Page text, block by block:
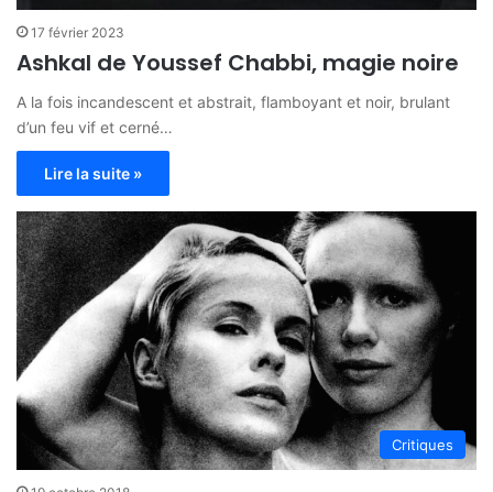
17 février 2023
Ashkal de Youssef Chabbi, magie noire
A la fois incandescent et abstrait, flamboyant et noir, brulant
d’un feu vif et cerné…
Lire la suite »
Critiques